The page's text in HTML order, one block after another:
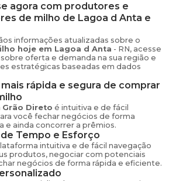
agora com produtores e
de milho de Lagoa d Anta e
informações atualizadas sobre o
hoje em Lagoa d Anta - RN, acesse
oferta e demanda na sua região e
estratégicas baseadas em dados
rápida e segura de comprar
Grão Direto é intuitiva e de fácil
você fechar negócios de forma
e ainda concorrer a prêmios.
Tempo e Esforço
intuitiva e de fácil navegação
produtos, negociar com potenciais
negócios de forma rápida e eficiente.